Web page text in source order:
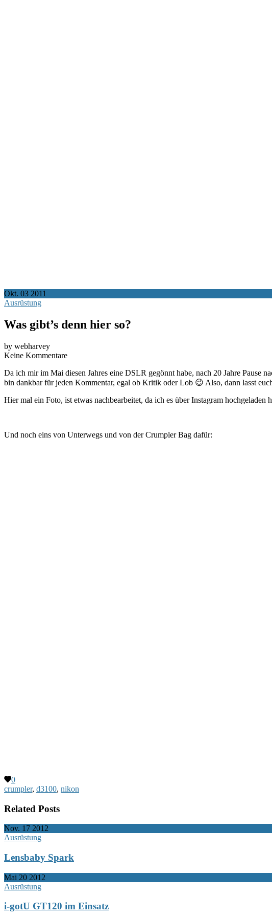
Okt. 03 2011
Ausrüstung
Was gibt’s denn hier so?
by webharvey
Keine Kommentare
Da ich mir im Mai diesen Jahres eine DSLR gegönnt habe, nach 20 Jahre
bin dankbar für jeden Kommentar, egal ob Kritik oder Lob 😉 Also, dann lasst
Hier mal ein Foto, ist etwas nachbearbeitet, da ich es über Instagram hochgeladen
Und noch eins von Unterwegs und von der Crumpler Bag dafür:
0
crumpler, d3100, nikon
Related Posts
Nov. 17 2012
Ausrüstung
Lensbaby Spark
Mai 20 2012
Ausrüstung
i-gotU GT120 im Einsatz